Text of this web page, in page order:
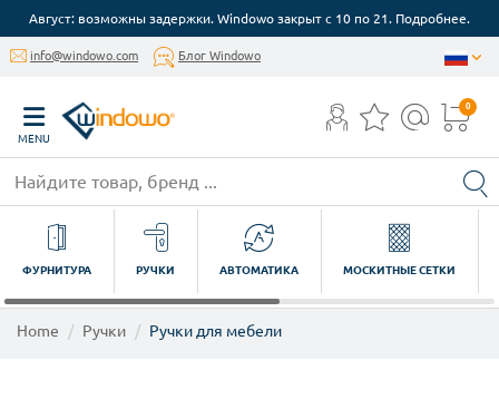
Август: возможны задержки. Windowo закрыт с 10 по 21. Подробнее.
info@windowo.com Блог Windowo
MENU
0
ФУРНИТУРА РУЧКИ АВТОМАТИКА МОСКИТНЫЕ СЕТКИ
Home Ручки Ручки для мебели